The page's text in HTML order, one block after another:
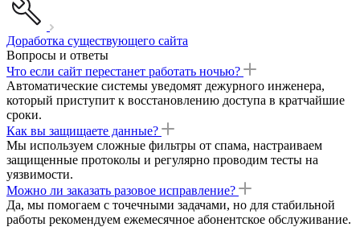
Доработка существующего сайта
Вопросы и ответы
Что если сайт перестанет работать ночью?
Автоматические системы уведомят дежурного инженера,
который приступит к восстановлению доступа в кратчайшие
сроки.
Как вы защищаете данные?
Мы используем сложные фильтры от спама, настраиваем
защищенные протоколы и регулярно проводим тесты на
уязвимости.
Можно ли заказать разовое исправление?
Да, мы помогаем с точечными задачами, но для стабильной
работы рекомендуем ежемесячное абонентское обслуживание.